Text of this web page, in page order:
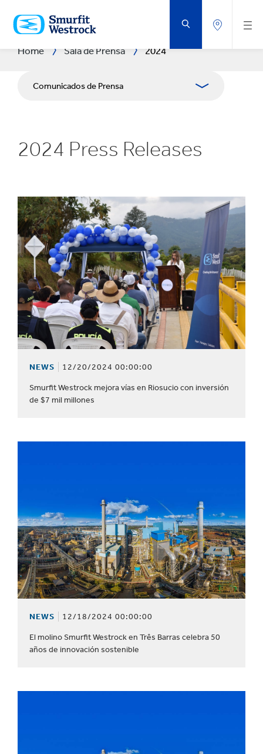
AL
CONTENIDO
PRINCIPAL
Home Sala de Prensa 2024
Comunicados de Prensa
Relaciones con Prensa
2024 Press Releases
NEWS 12/20/2024 00:00:00
Smurfit Westrock mejora vías en Riosucio con inversión
de $7 mil millones
NEWS 12/18/2024 00:00:00
El molino Smurfit Westrock en Três Barras celebra 50
años de innovación sostenible